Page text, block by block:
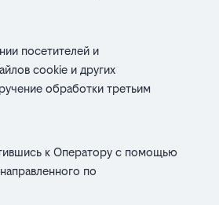
посетителей и
cookie и других
обработки третьим
к Оператору с помощью
по